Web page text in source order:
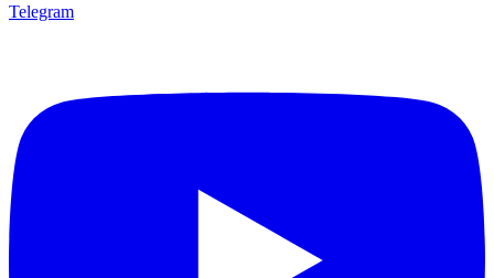
Telegram